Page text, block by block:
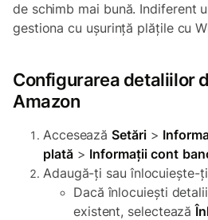
de schimb mai bună. Indiferent
gestiona cu ușurință plățile cu
Configurarea detaliilor
Amazon
AcceseazăSetări>
plată> Informații cont
Adaugă-ți sau înlocuiește-
Dacă înlocuiești
existent, selectează